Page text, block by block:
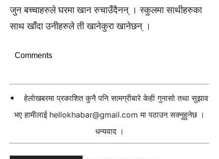
जुन बच्चाहरुले घरमा खान रुचाउँदैनन् । स्कुलमा साथीहरुका
साथ खाँदा उनीहरुले ती खानेकुरा खानेछन् ।
Comments
हेलोखबरमा प्रकाशित कुनै पनि सामग्रीबारे केही गुनासो तथा सुझाव
भए हामीलाई hellokhabar@gmail.com मा पठाउन सक्नुहुनेछ ।
धन्यवाद ।